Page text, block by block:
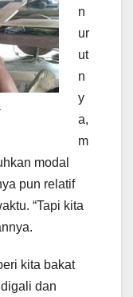
n
ur
ut
n
y
a,
m
modal
pun relatif
“Tapi kita
kita bakat
dan